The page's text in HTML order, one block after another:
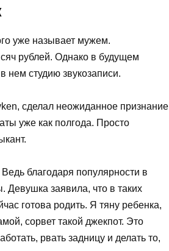
уже называет мужем.
рублей. Однако в будущем
нем студию звукозаписи.
сделал неожиданное признание
уже как полгода. Просто
благодаря популярности в
заявила, что в таких
готова родить. Я тяну ребенка,
сорвет такой джекпот. Это
рвать задницу и делать то,